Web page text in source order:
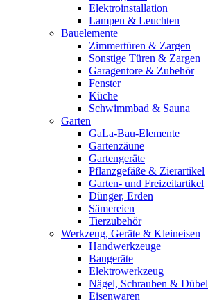
Elektroinstallation
Lampen & Leuchten
Bauelemente
Zimmertüren & Zargen
Sonstige Türen & Zargen
Garagentore & Zubehör
Fenster
Küche
Schwimmbad & Sauna
Garten
GaLa-Bau-Elemente
Gartenzäune
Gartengeräte
Pflanzgefäße & Zierartikel
Garten- und Freizeitartikel
Dünger, Erden
Sämereien
Tierzubehör
Werkzeug, Geräte & Kleineisen
Handwerkzeuge
Baugeräte
Elektrowerkzeug
Nägel, Schrauben & Dübel
Eisenwaren